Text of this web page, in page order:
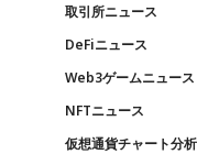
取引所ニュース
DeFiニュース
Web3ゲームニュース
NFTニュース
仮想通貨チャート分析